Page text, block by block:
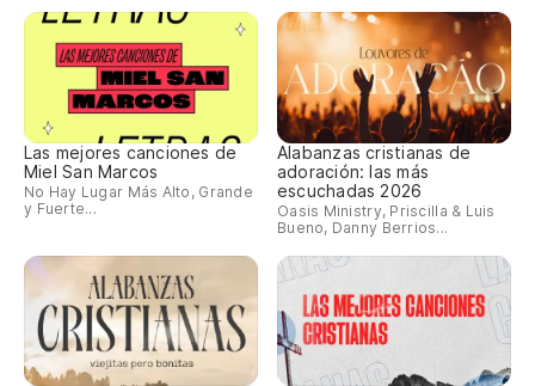
Las mejores canciones de
Miel San Marcos
No Hay Lugar Más Alto, Grande
y Fuerte...
Alabanzas cristianas de
adoración: las más
escuchadas 2026
Oasis Ministry, Priscilla & Luis
Bueno, Danny Berrios...